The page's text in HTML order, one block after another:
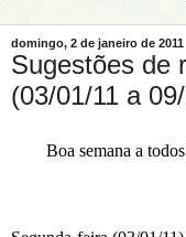
domingo, 2 de janeiro de 2011
Sugestões de
(03/01/11 a
Boa semana a